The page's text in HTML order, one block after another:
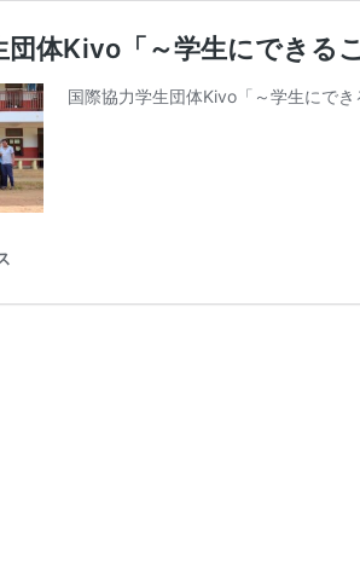
団体Kivo「～学生にできる
国際協力学生団体Kivo「～学生にで